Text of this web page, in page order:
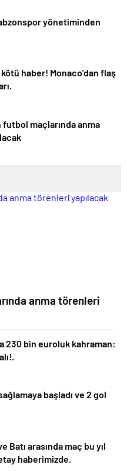
yönetiminden
kötü haber! Monaco’dan flaş
futbol maçlarında anma
anma törenleri
230 bin euroluk kahraman:
başladı ve 2 gol
Batı arasında maç bu yıl
haberimizde.